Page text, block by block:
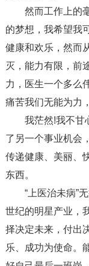
然而工作上的
的梦想，我希望我
健康和欢乐，然而
灭，能力有限，前
力，医生一个多么
痛苦我们无能为力
我茫然!我不甘
了另一个事业机会
传递健康、美丽、
东西。
“上医治未病”
世纪的明星产业，
择决定未来，付出
乐、成功为使命。